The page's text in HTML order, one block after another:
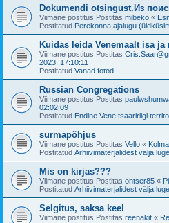
Dokumendi otsingust.Из
Viimane postitus Postitas mibeko «
Postitatud Perekonna ajalugu
Kuidas leida Venemaalt isa
Viimane postitus Postitas
2023, 17:10:11
Postitatud Vanad fotod
Russian Congregations
Viimane postitus Postitas
02:02:09
Postitatud Endine Vene tsaaririigi
surmapõhjus
Viimane postitus Postitas Vello «
Postitatud Arhiivimaterjalidest välja
Mis on kirjas???
Viimane postitus Postitas ontser85 «
Postitatud Arhiivimaterjalidest välja
Selgitus, saksa keel
Viimane postitus Postitas reenakit «